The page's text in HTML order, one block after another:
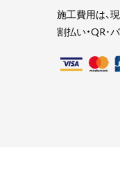
施工費用は、
割払い・QR･